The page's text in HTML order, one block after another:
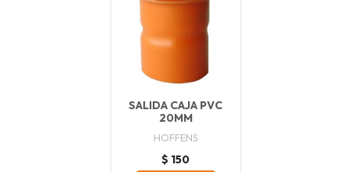
SALIDA CAJA PVC
20MM
HOFFENS
$ 150